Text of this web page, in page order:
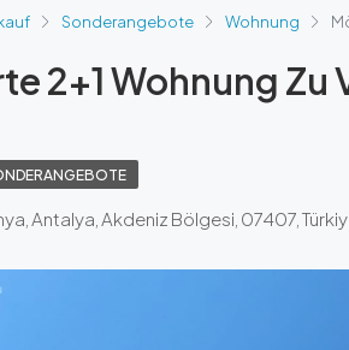
Sonderangebote Wohnung
2+1 Wohnung Zu
Antalya, Akdeniz Bölgesi, 07407,